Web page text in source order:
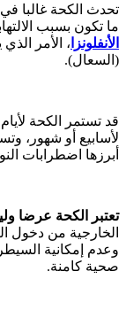
تحدث الكحة غالبا
ما تكون بسبب
الأنفلونزا ، الأمر
(السعال).
قد تستمر الكحة
لأسابيع أو شهور،
أبرزها اضطرابات
تعتبر الكحة عرضا
الخارجية من دخول
وعدم إمكانية
صحية كامنة.